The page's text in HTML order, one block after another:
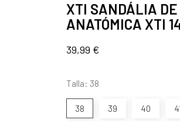
XTI SANDÁLIA
ANATÓMICA XTI
39,99 €
Talla: 38
38 39 40